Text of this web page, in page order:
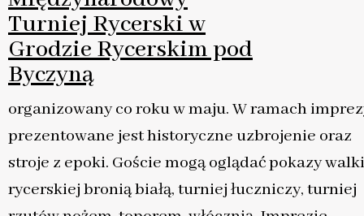
Turniej Rycerski w
Grodzie Rycerskim pod
Byczyną
organizowany co roku w maju. W ramach
prezentowane jest historyczne uzbrojenie oraz
stroje z epoki. Goście mogą oglądać pokazy walki
rycerskiej bronią białą, turniej łuczniczy, turniej